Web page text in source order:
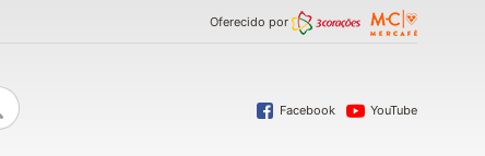
Oferecido por
Facebook YouTube